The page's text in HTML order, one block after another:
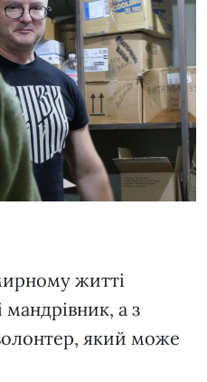
житті
а з
який може